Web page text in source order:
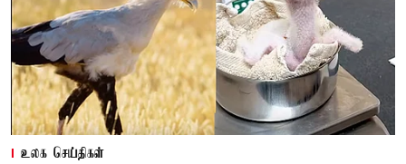
உலக செய்திகள்